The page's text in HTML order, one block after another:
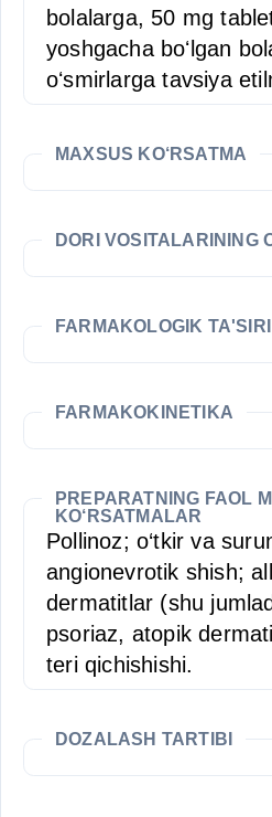
bolalarga, 50 mg
yoshgacha boʻlgan
oʻsmirlarga tavsiya
MAXSUS KO‘RSATMA
DORI VOSITALARINING
FARMAKOLOGIK TA'SIRI
FARMAKOKINETIKA
PREPARATNING FAOL
KO‘RSATMALAR
Pollinoz; o‘tkir va
angionevrotik shish;
dermatitlar (shu
psoriaz, atopik
teri qichishishi.
DOZALASH TARTIBI